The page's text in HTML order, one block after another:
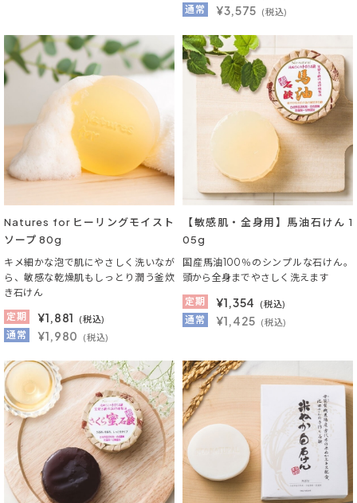
通常 ¥3,575 (税込)
Natures for ヒーリングモイスト
ソープ 80g
キメ細かな泡で肌にやさしく洗いなが
ら、敏感な乾燥肌もしっとり潤う釜炊
き石けん
定期
¥1,881 (税込)
通常 ¥1,980 (税込)
【敏感肌・全身用】馬油石けん 1
05g
国産馬油100％のシンプルな石けん。
頭から全身までやさしく洗えます
定期
¥1,354 (税込)
通常 ¥1,425 (税込)